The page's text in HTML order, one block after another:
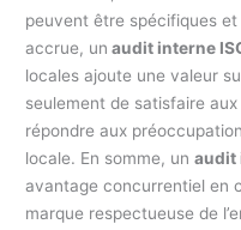
peuvent être spécifiques
accrue, un audit interne
locales ajoute une valeur
seulement de satisfaire
répondre aux
locale. En somme, unaudit
avantage concurrentiel en
marque respectueuse de